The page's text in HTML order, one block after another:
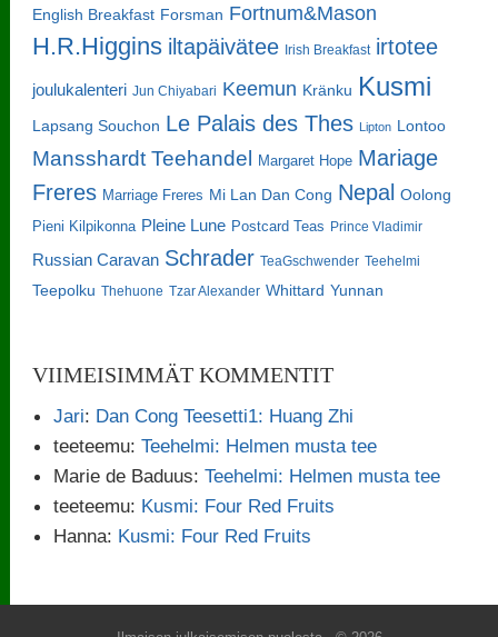
English Breakfast Forsman Fortnum&Mason
H.R.Higgins iltapäivätee Irish Breakfast irtotee
joulukalenteri Jun Chiyabari Keemun Kränku Kusmi
Lapsang Souchon Le Palais des Thes Lipton Lontoo
Mansshardt Teehandel Margaret Hope Mariage
Freres Marriage Freres Mi Lan Dan Cong Nepal Oolong
Pieni Kilpikonna Pleine Lune Postcard Teas Prince Vladimir
Russian Caravan Schrader TeaGschwender Teehelmi
Teepolku Thehuone Tzar Alexander Whittard Yunnan
VIIMEISIMMÄT KOMMENTIT
Jari: Dan Cong Teesetti1: Huang Zhi
teeteemu:Teehelmi: Helmen musta tee
Marie de Baduus:Teehelmi: Helmen musta tee
teeteemu: Kusmi: Four Red Fruits
Hanna: Kusmi: Four Red Fruits